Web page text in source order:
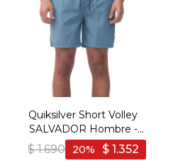
Quiksilver Short Volley
SALVADOR Hombre -
Azul - Azul Piedra
$ 1.690 $ 1.352
20